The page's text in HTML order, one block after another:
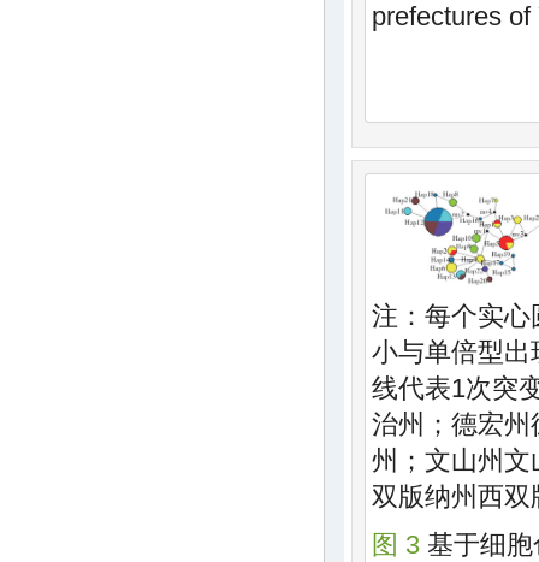
prefectures
注：每个实
小与单倍型
线代表1次突
治州；德宏
州；文山州
双版纳州西
图 3 基于细